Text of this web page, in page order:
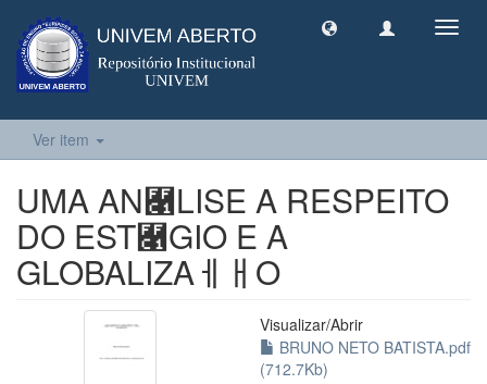
Ver item
UMA AN￁LISE A RESPEITO
DO EST￁GIO E A
GLOBALIZAￇￃO
Visualizar/Abrir
BRUNO NETO BATISTA.pdf
(712.7Kb)